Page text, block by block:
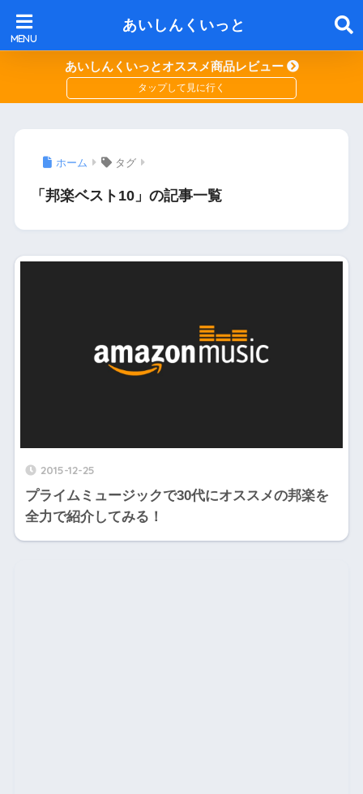
あいしんくいっと
あいしんくいっとオススメ商品レビュー
ホーム タグ
「邦楽ベスト10」の記事一覧
2015-12-25
プライムミュージックで30代にオススメの邦楽を
全力で紹介してみる！